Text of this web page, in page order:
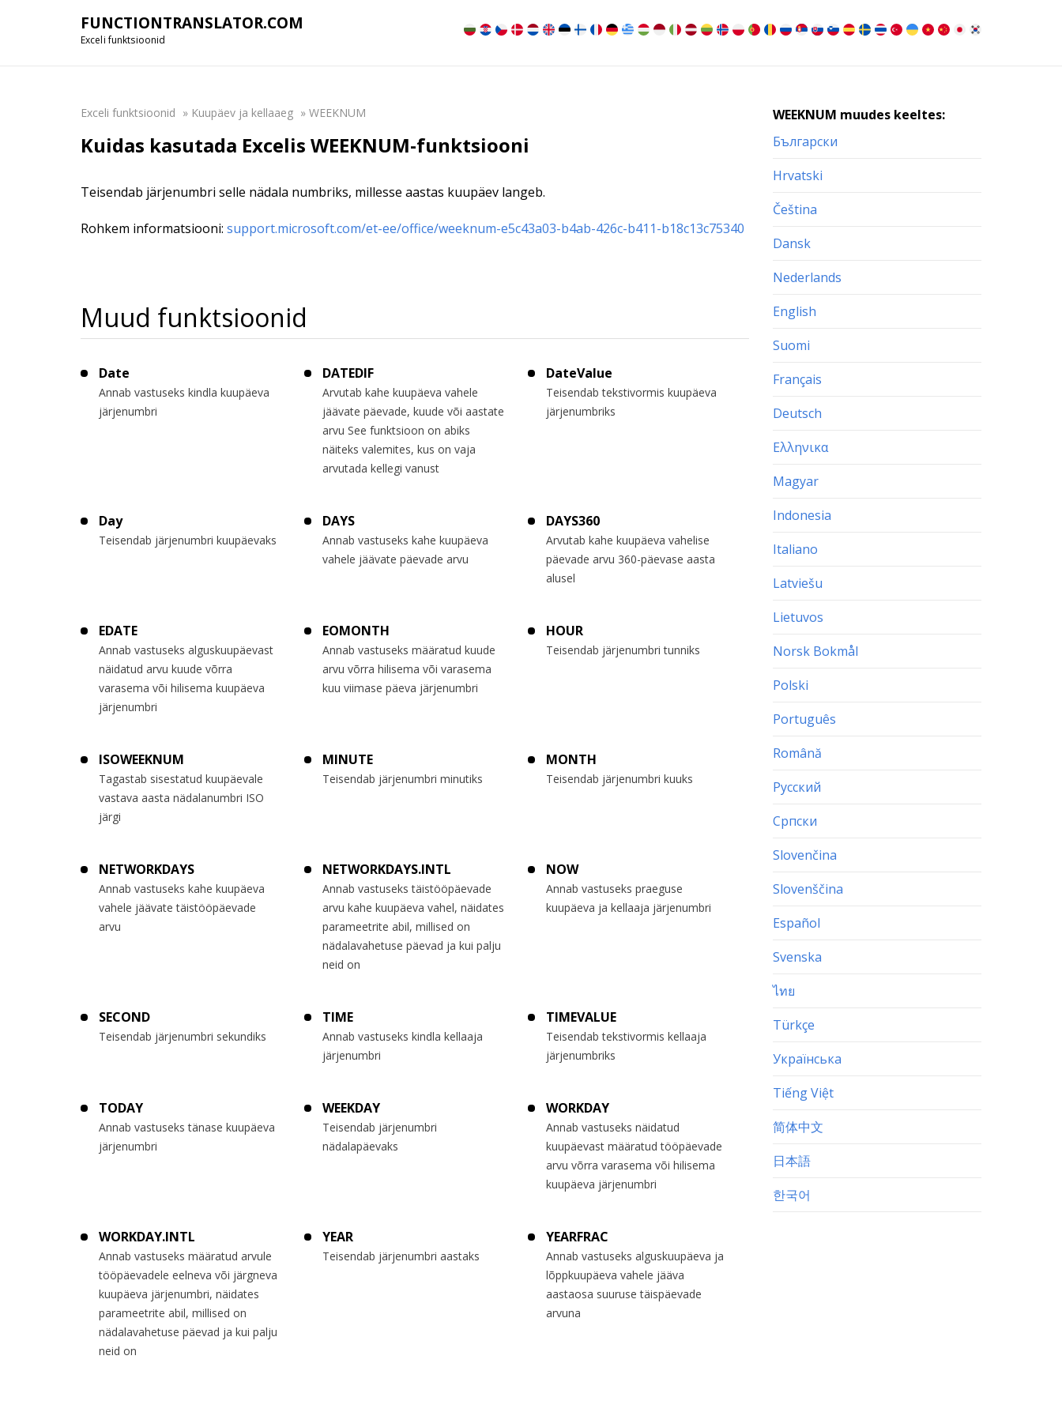
FUNCTIONTRANSLATOR.COM
Exceli funktsioonid
Exceli funktsioonid » Kuupäev ja kellaaeg » WEEKNUM
Kuidas kasutada Excelis WEEKNUM-funktsiooni
Teisendab järjenumbri selle nädala numbriks, millesse aastas kuupäev langeb.
Rohkem informatsiooni: support.microsoft.com/et-ee/office/weeknum-e5c43a03-b4ab-426c-b411-b18c13c75340
Muud funktsioonid
Date
Annab vastuseks kindla kuupäeva
järjenumbri
DATEDIF
Arvutab kahe kuupäeva vahele
jäävate päevade, kuude või aastate
arvu See funktsioon on abiks
näiteks valemites, kus on vaja
arvutada kellegi vanust
DateValue
Teisendab tekstivormis kuupäeva
järjenumbriks
Day
Teisendab järjenumbri kuupäevaks
DAYS
Annab vastuseks kahe kuupäeva
vahele jäävate päevade arvu
DAYS360
Arvutab kahe kuupäeva vahelise
päevade arvu 360-päevase aasta
alusel
EDATE
Annab vastuseks alguskuupäevast
näidatud arvu kuude võrra
varasema või hilisema kuupäeva
järjenumbri
EOMONTH
Annab vastuseks määratud kuude
arvu võrra hilisema või varasema
kuu viimase päeva järjenumbri
HOUR
Teisendab järjenumbri tunniks
ISOWEEKNUM
Tagastab sisestatud kuupäevale
vastava aasta nädalanumbri ISO
järgi
MINUTE
Teisendab järjenumbri minutiks
MONTH
Teisendab järjenumbri kuuks
NETWORKDAYS
Annab vastuseks kahe kuupäeva
vahele jäävate täistööpäevade
arvu
NETWORKDAYS.INTL
Annab vastuseks täistööpäevade
arvu kahe kuupäeva vahel, näidates
parameetrite abil, millised on
nädalavahetuse päevad ja kui palju
neid on
NOW
Annab vastuseks praeguse
kuupäeva ja kellaaja järjenumbri
SECOND
Teisendab järjenumbri sekundiks
TIME
Annab vastuseks kindla kellaaja
järjenumbri
TIMEVALUE
Teisendab tekstivormis kellaaja
järjenumbriks
TODAY
Annab vastuseks tänase kuupäeva
järjenumbri
WEEKDAY
Teisendab järjenumbri
nädalapäevaks
WORKDAY
Annab vastuseks näidatud
kuupäevast määratud tööpäevade
arvu võrra varasema või hilisema
kuupäeva järjenumbri
WORKDAY.INTL
Annab vastuseks määratud arvule
tööpäevadele eelneva või järgneva
kuupäeva järjenumbri, näidates
parameetrite abil, millised on
nädalavahetuse päevad ja kui palju
neid on
YEAR
Teisendab järjenumbri aastaks
YEARFRAC
Annab vastuseks alguskuupäeva ja
lõppkuupäeva vahele jääva
aastaosa suuruse täispäevade
arvuna
WEEKNUM muudes keeltes:
Български
Hrvatski
Čeština
Dansk
Nederlands
English
Suomi
Français
Deutsch
Ελληνικα
Magyar
Indonesia
Italiano
Latviešu
Lietuvos
Norsk Bokmål
Polski
Português
Română
Русский
Српски
Slovenčina
Slovenščina
Español
Svenska
ไทย
Türkçe
Українська
Tiếng Việt
简体中文
日本語
한국어